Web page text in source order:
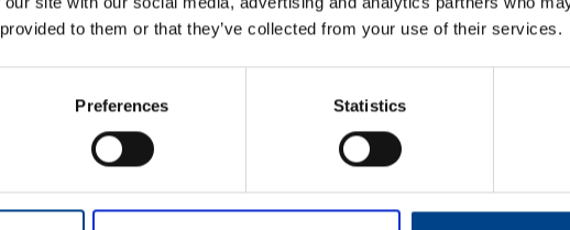
to them or that they’ve collected from your use of their services.
Preferences Statistics